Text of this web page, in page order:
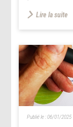
Lire la suite
Publié le :06/01/2025